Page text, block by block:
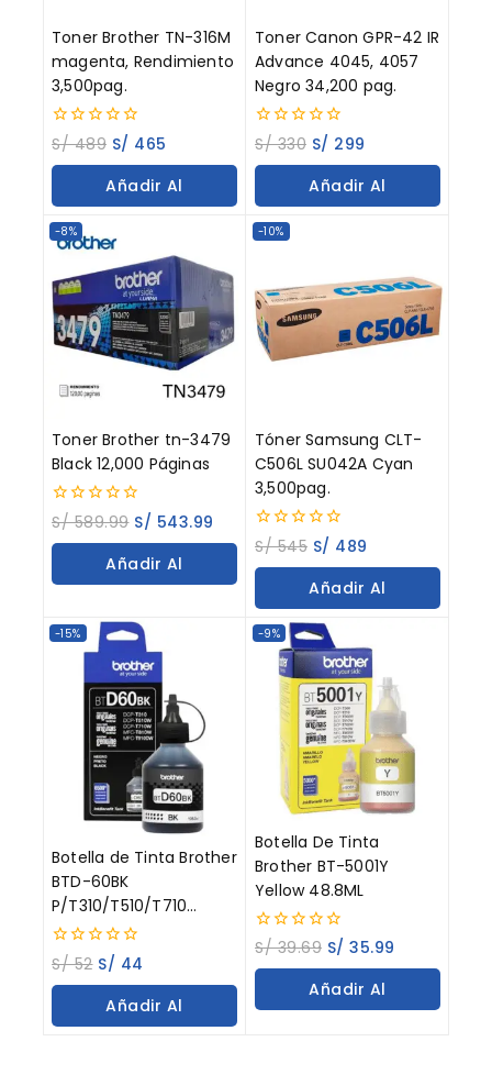
Toner Brother TN-316M
magenta, Rendimiento
3,500pag.
0
out
of
S/489 S/ 465
Añadir Al
Toner Canon GPR-42 IR
Advance 4045, 4057
Negro 34,200 pag.
0
out
of
S/330 S/ 299
Añadir Al
-8%
Toner Brother tn-3479
Black 12,000 Páginas
0
out
of
S/589.99 S/ 543.99
Añadir Al
-10%
Tóner Samsung CLT-
C506L SU042A Cyan
3,500pag.
0
out
of
S/545 S/ 489
Añadir Al
Carrito
-15%
Botella de Tinta Brother
BTD-60BK
P/T310/T510/T710
Negro 108ML
0
out
of
S/52 S/ 44
Añadir Al
-9%
Botella De Tinta
Brother BT-5001Y
Yellow 48.8ML
0
out
of
S/39.69 S/ 35.99
Añadir Al